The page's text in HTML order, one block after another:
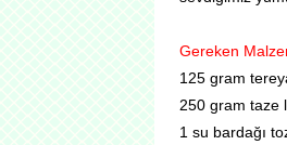
Gereken
125 gram
250 gram taze
1 su bardağı